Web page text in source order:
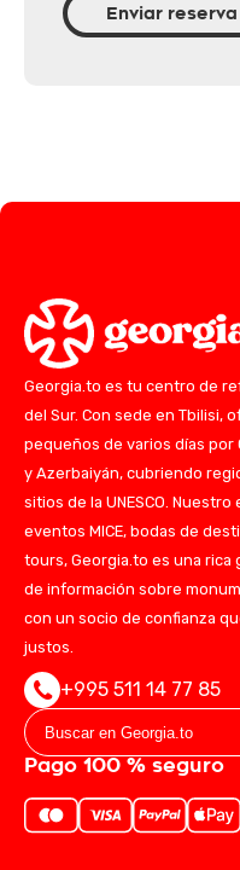
Enviar reserva
Georgia.to es tu centro de
del Sur. Con sede en Tbilisi,
pequeños de varios días por
y Azerbaiyán, cubriendo
sitios de la UNESCO.
eventos MICE, bodas de
tours, Georgia.to es una rica
de información sobre
con un socio de confianza
justos.
+995 511 14 77 85
Pago 100 % seguro